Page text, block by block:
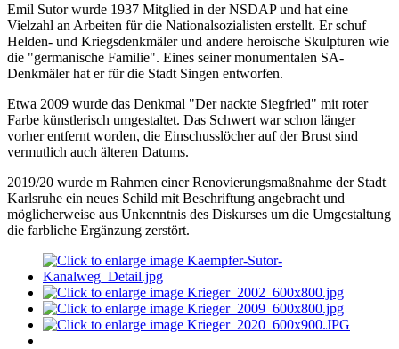
Emil Sutor wurde 1937 Mitglied in der NSDAP und hat eine
Vielzahl an Arbeiten für die Nationalsozialisten erstellt. Er schuf
Helden- und Kriegsdenkmäler und andere heroische Skulpturen wie
die "germanische Familie". Eines seiner monumentalen SA-
Denkmäler hat er für die Stadt Singen entworfen.
Etwa 2009 wurde das Denkmal "Der nackte Siegfried" mit roter
Farbe künstlerisch umgestaltet. Das Schwert war schon länger
vorher entfernt worden, die Einschusslöcher auf der Brust sind
vermutlich auch älteren Datums.
2019/20 wurde m Rahmen einer Renovierungsmaßnahme der Stadt
Karlsruhe ein neues Schild mit Beschriftung angebracht und
möglicherweise aus Unkenntnis des Diskurses um die Umgestaltung
die farbliche Ergänzung zerstört.